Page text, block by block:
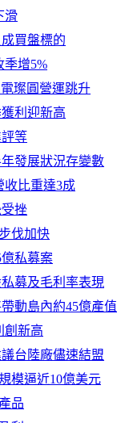
滑
買盤標的
季增5%
璨圓營運跳升
利迎新高
等
發展狀況存變數
收比重達3成
挫
伐加快
私募案
募及毛利率表現
動島內約45億產值
創新高
台陸廠儘速結盟
模逼近10億美元
品